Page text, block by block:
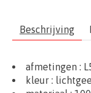
Beschrijving
afmetingen : L
kleur :